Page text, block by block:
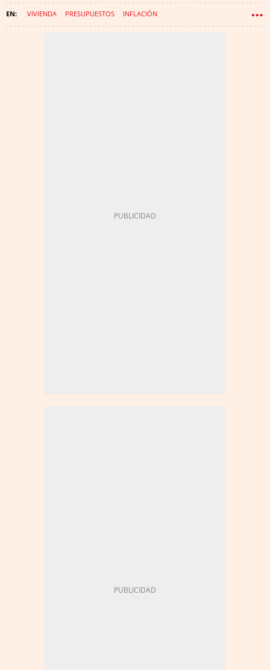
VIVIENDA PRESUPUESTOS INFLACIÓN